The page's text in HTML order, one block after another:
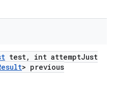
test, int attemptJust
> previous